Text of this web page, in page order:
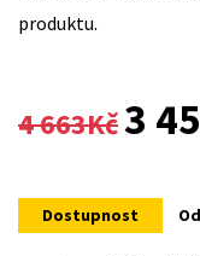
produktu.
4 663Kč
was:
3
Dostupnost